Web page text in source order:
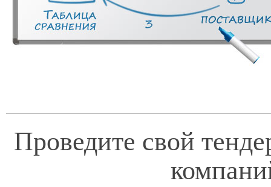
Проведите свой